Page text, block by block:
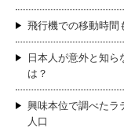
飛行機での移動時間
日本人が意外と知
は？
興味本位で調べたラ
人口